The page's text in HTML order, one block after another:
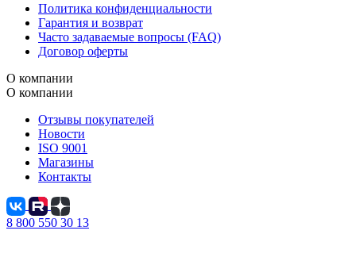
Политика конфиденциальности
Гарантия и возврат
Часто задаваемые вопросы (FAQ)
Договор оферты
О компании
О компании
Отзывы покупателей
Новости
ISO 9001
Магазины
Контакты
8 800 550 30 13